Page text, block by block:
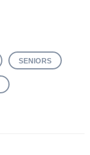
SENIORS